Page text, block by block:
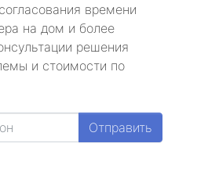
времени
на дом и более
решения
и стоимости по
Отправить